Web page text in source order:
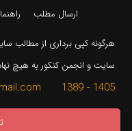
ارسال مطلب
هرگونه کپی برداری از مطالب
سایت و انجمن کنکور به هیچ
1405 - 1389 konkur.in@gmail.com